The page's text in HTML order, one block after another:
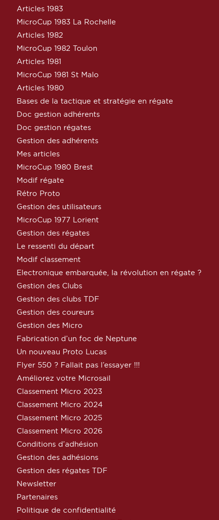
Articles 1983
MicroCup 1983 La Rochelle
Articles 1982
MicroCup 1982 Toulon
Articles 1981
MicroCup 1981 St Malo
Articles 1980
Bases de la tactique et stratégie en régate
Doc gestion adhérents
Doc gestion régates
Gestion des adhérents
Mes articles
MicroCup 1980 Brest
Modif régate
Rétro Proto
Gestion des utilisateurs
MicroCup 1977 Lorient
Gestion des régates
Le ressenti du départ
Modif classement
Electronique embarquée, la révolution en régate ?
Gestion des Clubs
Gestion des clubs TDF
Gestion des coureurs
Gestion des Micro
Fabrication d’un foc de Neptune
Un nouveau Proto Lucas
Flyer 550 ? Fallait pas l’essayer !!!
Améliorez votre Microsail
Classement Micro 2023
Classement Micro 2024
Classement Micro 2025
Classement Micro 2026
Conditions d’adhésion
Gestion des adhésions
Gestion des régates TDF
Newsletter
Partenaires
Politique de confidentialité